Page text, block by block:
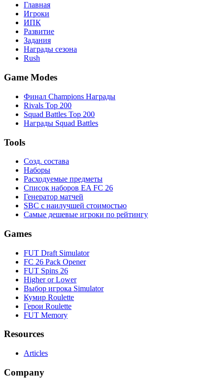
Главная
Игроки
ИПК
Развитие
Задания
Награды сезона
Rush
Game Modes
Финал Champions Награды
Rivals Top 200
Squad Battles Top 200
Награды Squad Battles
Tools
Созд. состава
Наборы
Расходуемые предметы
Список наборов EA FC 26
Генератор матчей
SBC с наилучшей стоимостью
Самые дешевые игроки по рейтингу
Games
FUT Draft Simulator
FC 26 Pack Opener
FUT Spins 26
Higher or Lower
Выбор игрока Simulator
Кумир Roulette
Герои Roulette
FUT Memory
Resources
Articles
Company